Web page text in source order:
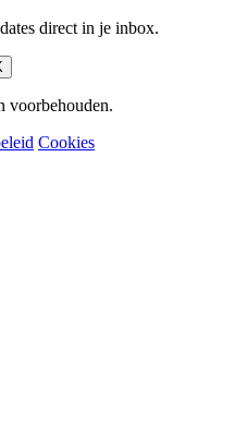
direct in je inbox.
Cookies